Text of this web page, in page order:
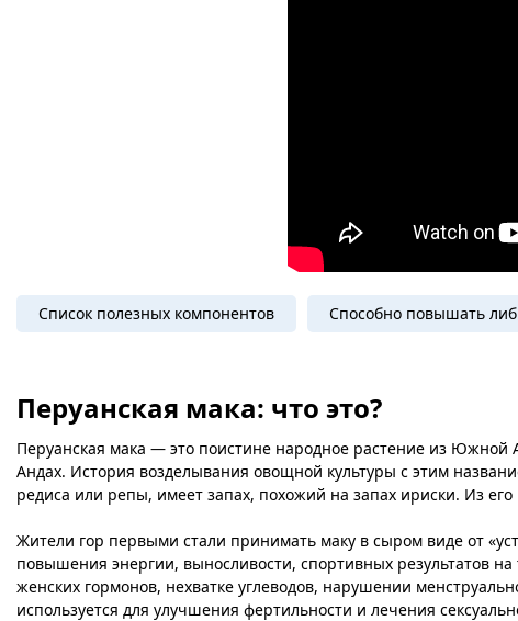
Список полезных компонентов Способно повышать
Перуанская мака: что это?
Перуанская мака — это поистине народное растение из Южной
Андах. История возделывания овощной культуры с этим
редиса или репы, имеет запах, похожий на запах ириски. Из
Жители гор первыми стали принимать маку в сыром виде от
повышения энергии, выносливости, спортивных результатов
женских гормонов, нехватке углеводов, нарушении
используется для улучшения фертильности и лечения